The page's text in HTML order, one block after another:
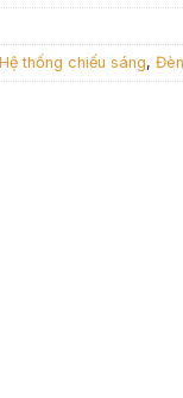
Hệ thống chiếu sáng,